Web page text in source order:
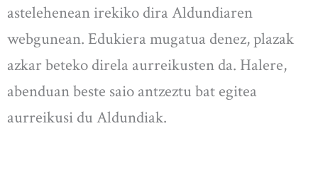
astelehenean irekiko dira Aldundiaren
webgunean. Edukiera mugatua denez, plazak
azkar beteko direla aurreikusten da. Halere,
abenduan beste saio antzeztu bat egitea
aurreikusi du Aldundiak.